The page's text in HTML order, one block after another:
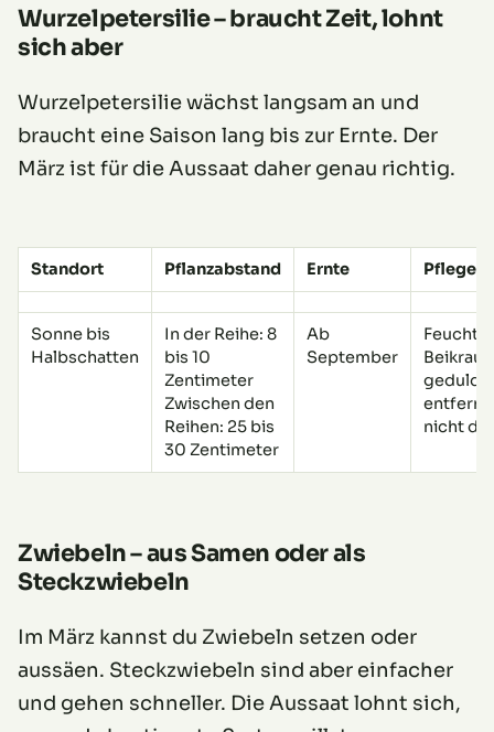
Wurzelpetersilie – braucht Zeit, lohnt
sich aber
Wurzelpetersilie wächst langsam an und
braucht eine Saison lang bis zur Ernte. Der
März ist für die Aussaat daher genau richtig.
Standort Pflanzabstand Ernte
Sonne bis
Halbschatten
In der Reihe: 8
bis 10
Zentimeter
Zwischen den
Reihen: 25 bis
30 Zentimeter
Ab
September
Feucht
Beikraut
nicht
Zwiebeln – aus Samen oder als
Steckzwiebeln
Im März kannst du Zwiebeln setzen oder
aussäen. Steckzwiebeln sind aber einfacher
und gehen schneller. Die Aussaat lohnt sich,